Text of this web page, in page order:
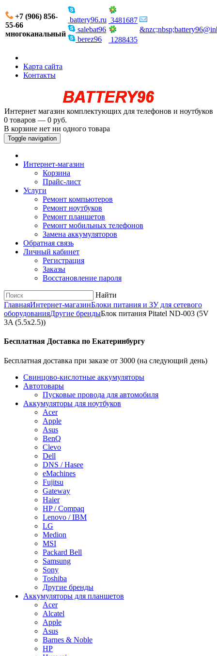
+7 (906) 856-
55-66
многоканальный
battery96.ru
salebat96
berez96
3481687
1288435
Карта сайта
Контакты
Интернет магазин комплектующих для телефонов и ноутбуков
0 товаров — 0 руб.
В корзине нет ни одного товара
Toggle navigation
Интернет-магазин
Корзина
Прайс-лист
Услуги
Ремонт компьютеров
Ремонт ноутбуков
Ремонт планшетов
Ремонт мобильных телефонов
Замена аккумуляторов
Обратная связь
Личный кабинет
Регистрация
Заказы
Восстановление пароля
Найти
ГлавнаяИнтернет-магазинБлоки питания и ЗУ для сетевого
оборудованияДругие брендыБлок питания Pitatel ND-003 (5V
3A (5.5x2.5))
Бесплатная Доставка по Екатеринбургу
Бесплатная доставка при заказе от 3000 (на следующий день)
Cвинцово-кислотные аккумуляторы
Автотовары
Пусковые провода для автомобиля
Аккумуляторы для ноутбуков
Acer
Apple
Asus
BenQ
Clevo
Dell
DNS / Hasee
eMachines
Fujitsu
Gateway
Haier
HP / Compaq
Lenovo / IBM
LG
Medion
MSI
Packard Bell
Samsung
Sony
Toshiba
Другие бренды
Аккумуляторы для планшетов
Acer
Alcatel
Apple
Asus
Barnes & Noble
HP